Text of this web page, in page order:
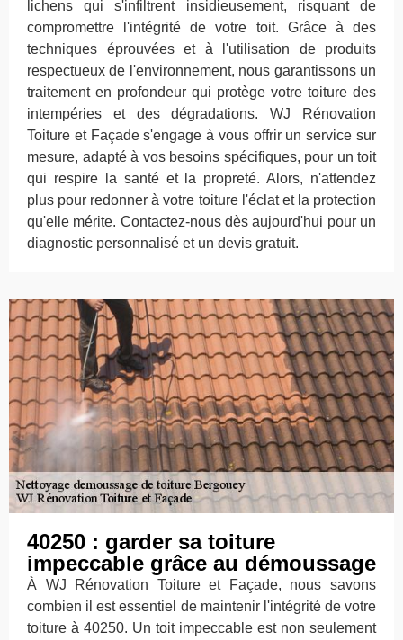
lichens qui s'infiltrent insidieusement, risquant de
compromettre l'intégrité de votre toit. Grâce à des
techniques éprouvées et à l'utilisation de produits
respectueux de l'environnement, nous garantissons un
traitement en profondeur qui protège votre toiture des
intempéries et des dégradations. WJ Rénovation
Toiture et Façade s'engage à vous offrir un service sur
mesure, adapté à vos besoins spécifiques, pour un toit
qui respire la santé et la propreté. Alors, n'attendez
plus pour redonner à votre toiture l'éclat et la protection
qu'elle mérite. Contactez-nous dès aujourd'hui pour un
diagnostic personnalisé et un devis gratuit.
40250 : garder sa toiture
impeccable grâce au démoussage
À WJ Rénovation Toiture et Façade, nous savons
combien il est essentiel de maintenir l'intégrité de votre
toiture à 40250. Un toit impeccable est non seulement